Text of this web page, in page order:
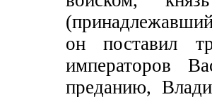
он поставил
императоров
преданию,